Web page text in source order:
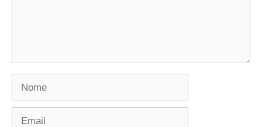
Nome
Email